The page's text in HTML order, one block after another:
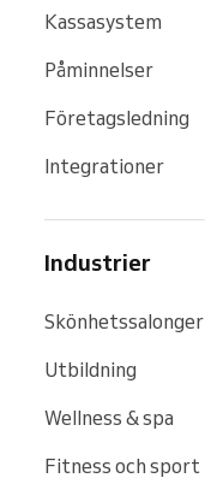
Kassasystem
Påminnelser
Företagsledning
Integrationer
Industrier
Skönhetssalonger
Utbildning
Wellness & spa
Fitness och sport